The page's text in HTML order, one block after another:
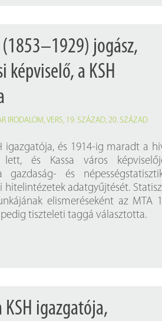
jogász,
képviselő, a KSH
IRODALOM,VERS, 19. SZÁZAD,20. SZÁZAD
igazgatója, és 1914-ig maradt a
és Kassa város
és
adatgyűjtését.
elismeréseként az MTA
tiszteleti taggá választotta.
igazgatója,